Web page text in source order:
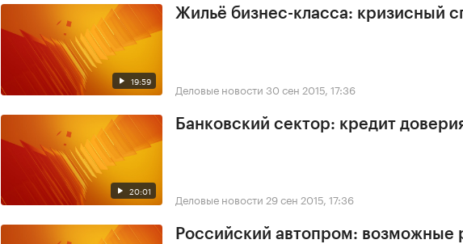
19:59
Жильё бизнес-класса: кризисный
Деловые новости 30 сен 2015, 17:36
20:01
Банковский сектор: кредит
Деловые новости 29 сен 2015, 17:36
Российский автопром: возможные